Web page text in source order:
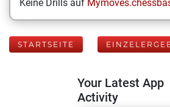
Keine Drills auf
STARTSEITE
Your Latest App
Activity